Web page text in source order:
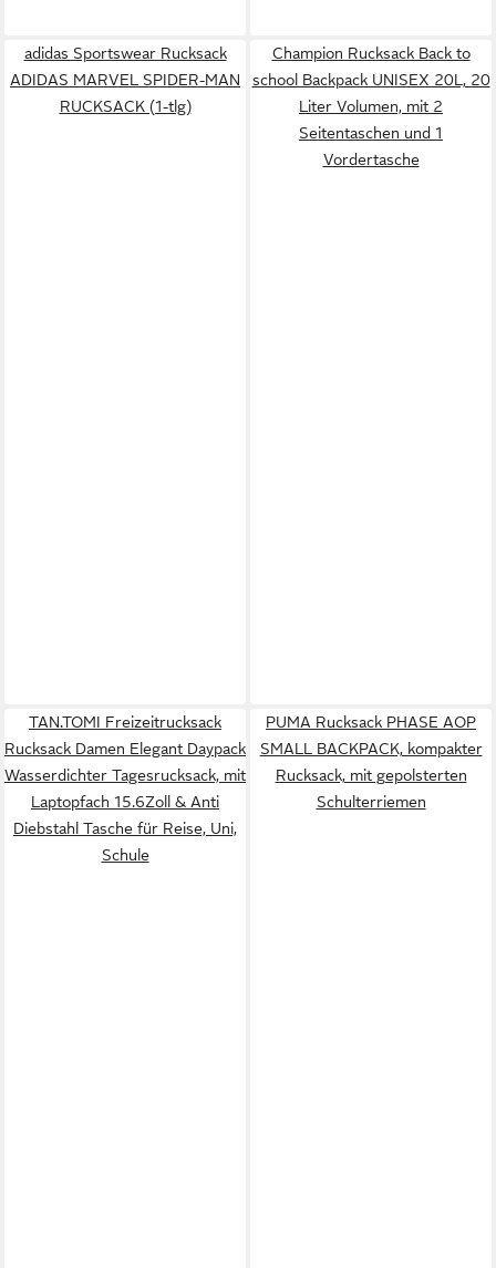
adidas Sportswear Rucksack
ADIDAS MARVEL SPIDER-MAN
RUCKSACK (1-tlg)
Champion Rucksack Back to
school Backpack UNISEX 20L, 20
Liter Volumen, mit 2
Seitentaschen und 1
Vordertasche
TAN.TOMI Freizeitrucksack
Rucksack Damen Elegant Daypack
Wasserdichter Tagesrucksack, mit
Laptopfach 15.6Zoll & Anti
Diebstahl Tasche für Reise, Uni,
Schule
PUMA Rucksack PHASE AOP
SMALL BACKPACK, kompakter
Rucksack, mit gepolsterten
Schulterriemen